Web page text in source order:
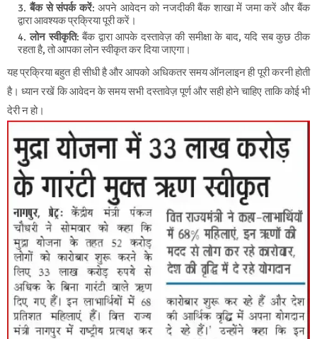
बैंक से संपर्क करें: अपने आवेदन को नजदीकी बैंक शाखा में जमा करें और बैंक
द्वारा आवश्यक प्रक्रिया पूरी करें।
लोन स्वीकृति: बैंक द्वारा आपके दस्तावेज़ की समीक्षा के बाद, यदि सब कुछ ठीक
रहता है, तो आपका लोन स्वीकृत कर दिया जाएगा।
यह प्रक्रिया बहुत ही सीधी है और आपको अधिकतर समय ऑनलाइन ही पूरी करनी होती
है। ध्यान रखें कि आवेदन के समय सभी दस्तावेज़ पूर्ण और सही होने चाहिए ताकि कोई भी
देरी न हो।